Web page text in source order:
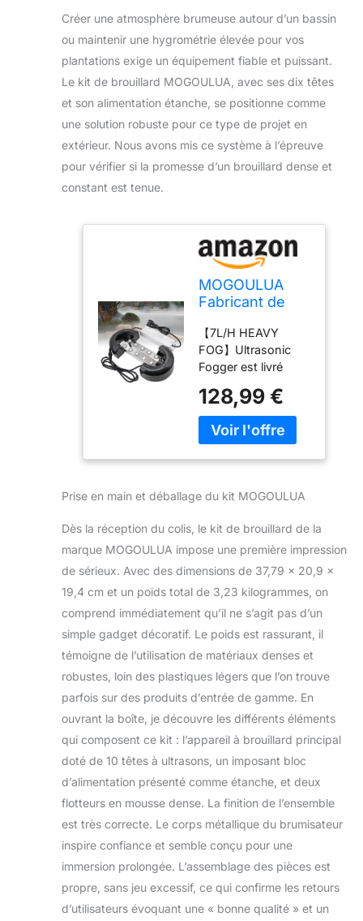
Créer une atmosphère brumeuse autour d’un bassin
ou maintenir une hygrométrie élevée pour vos
plantations exige un équipement fiable et puissant.
Le kit de brouillard MOGOULUA, avec ses dix têtes
et son alimentation étanche, se positionne comme
une solution robuste pour ce type de projet en
extérieur. Nous avons mis ce système à l’épreuve
pour vérifier si la promesse d’un brouillard dense et
constant est tenue.
MOGOULUA
Fabricant de
Têtes
Nébuliseur à
Ultrasons 7L/H
Brumisateur
Générateur de
Brouillard 350W
Humidificateur
à Brouillard
Bouée pour
Fontaine Etang
Jardin
【7L/H HEAVY
FOG】Ultrasonic
Fogger est livré
pulvérisation de
brume, améliore
l'efficacité de la
atteindre 7 l/h
supérieure : le
boîtier du fabricant
de brouillard à
ultrasons est en
acier inoxydable
304 de qualité
supérieure. Ce
matériau résistant à
la corrosion le rend
parfait pour les
étangs, les piscines
et autres endroits
humides Protection
de la tête de
pulvérisation
indépendante : il
dispose d'un
design unique pour
protéger la tête de
pulvérisation
Chaque tête de
pulvérisation est
128,99 €
Prise en main et déballage du kit MOGOULUA
Dès la réception du colis, le kit de brouillard de la
marque MOGOULUA impose une première impression
de sérieux. Avec des dimensions de 37,79 x 20,9 x
19,4 cm et un poids total de 3,23 kilogrammes, on
comprend immédiatement qu’il ne s’agit pas d’un
simple gadget décoratif. Le poids est rassurant, il
témoigne de l’utilisation de matériaux denses et
robustes, loin des plastiques légers que l’on trouve
parfois sur des produits d’entrée de gamme. En
ouvrant la boîte, je découvre les différents éléments
qui composent ce kit : l’appareil à brouillard principal
doté de 10 têtes à ultrasons, un imposant bloc
d’alimentation présenté comme étanche, et deux
flotteurs en mousse dense. La finition de l’ensemble
est très correcte. Le corps métallique du brumisateur
inspire confiance et semble conçu pour une
immersion prolongée. L’assemblage des pièces est
propre, sans jeu excessif, ce qui confirme les retours
d’utilisateurs évoquant une « bonne qualité » et un